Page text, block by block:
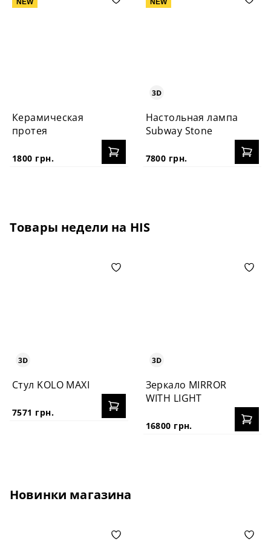
Керамическая
протея
1800 грн.
Настольная лампа
Subway Stone
7800 грн.
Товары недели на HIS
Стул KOLO MAXI
7571 грн.
Зеркало MIRROR
WITH LIGHT
16800 грн.
Новинки магазина